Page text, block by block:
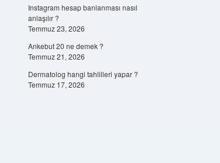
Instagram hesap banlanması nasıl
anlaşılır ?
Temmuz 23, 2026
Ankebut 20 ne demek ?
Temmuz 21, 2026
Dermatolog hangi tahlilleri yapar ?
Temmuz 17, 2026